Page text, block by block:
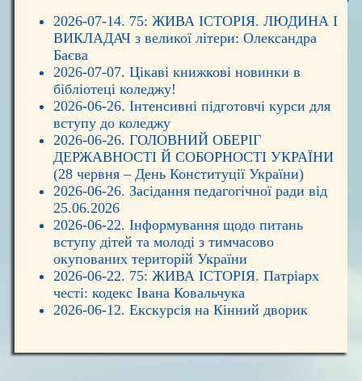
2026-07-14. 75: ЖИВА ІСТОРІЯ. ЛЮДИНА І
ВИКЛАДАЧ з великої літери: Олександра
Баєва
2026-07-07. Цікаві книжкові новинки в
бібліотеці коледжу!
2026-06-26. Інтенсивні підготовчі курси для
вступу до коледжу
2026-06-26. ГОЛОВНИЙ ОБЕРІГ
ДЕРЖАВНОСТІ Й СОБОРНОСТІ УКРАЇНИ
(28 червня – День Конституції України)
2026-06-26. Засідання педагогічної ради від
25.06.2026
2026-06-22. Інформування щодо питань
вступу дітей та молоді з тимчасово
окупованих територій України
2026-06-22. 75: ЖИВА ІСТОРІЯ. Патріарх
честі: кодекс Івана Ковальчука
2026-06-12. Екскурсія на Кінний дворик